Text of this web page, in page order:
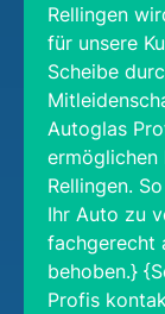
Rellingen
für unsere
Scheibe
Autoglas
ermöglichen
Rellingen.
Ihr Auto zu
fachgerecht
behoben.}
Profis